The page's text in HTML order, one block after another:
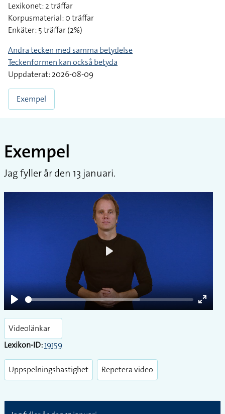
Lexikonet: 2 träffar
Korpusmaterial: 0 träffar
Enkäter: 5 träffar (2%)
Andra tecken med samma betydelse
Teckenformen kan också betyda
Uppdaterat: 2026-08-09
Exempel
Exempel
Jag fyller år den 13 januari.
Play
Enter
Videolänkar
Lexikon-ID:19159
Uppspelningshastighet Repetera video